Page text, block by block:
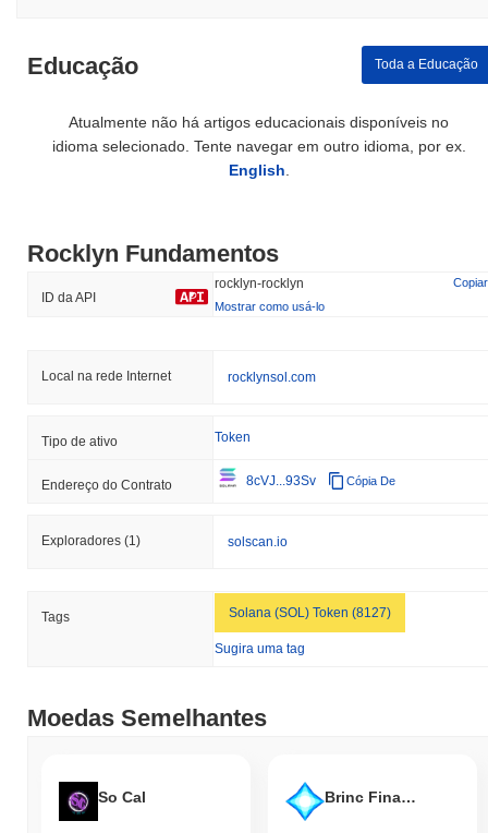
Educação Toda a Educação
Atualmente não há artigos educacionais disponíveis no
idioma selecionado. Tente navegar em outro idioma, por ex.
English
Rocklyn Fundamentos
ID da API
rocklyn-rocklyn
Copiar
Mostrar como usá-lo
Local na rede Internet rocklynsol.com
Tipo de ativo Token
Endereço do Contrato 8cVJ...93Sv Cópia De
Exploradores (1) solscan.io
Tags Solana (SOL) Token (8127)
Sugira uma tag
Moedas Semelhantes
So Cal Brinc Finance